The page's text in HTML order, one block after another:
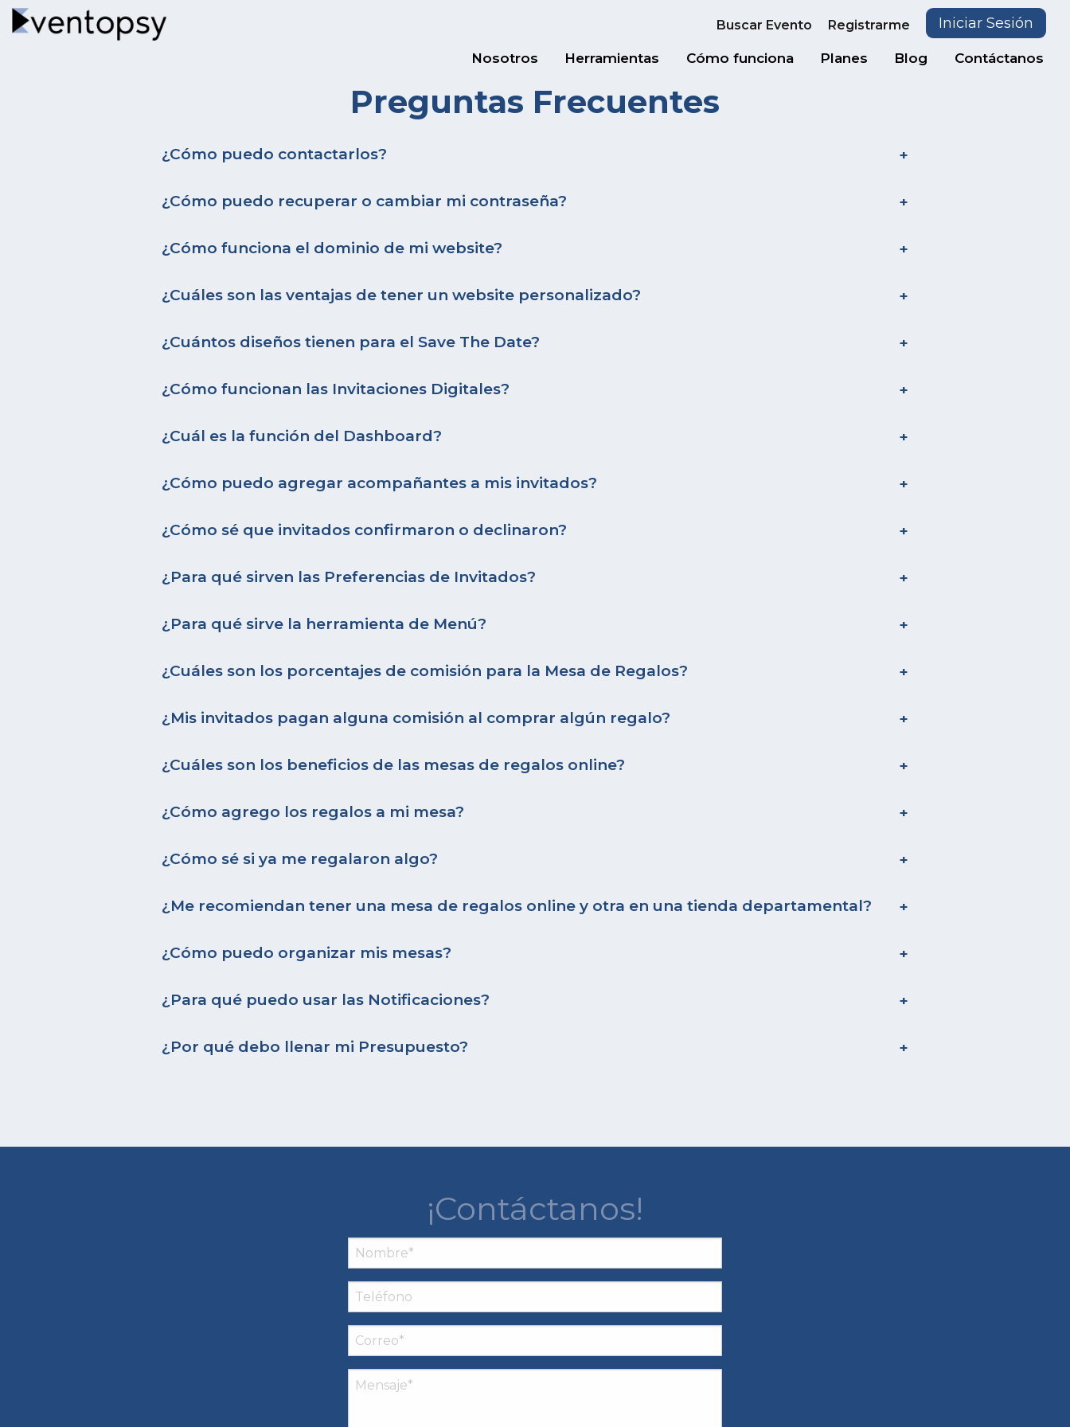
Iniciar Sesión
Registrarme
Buscar Evento
Nosotros Herramientas Cómo funciona Planes Blog Contáctanos
Preguntas Frecuentes
¿Cómo puedo contactarlos?
¿Cómo puedo recuperar o cambiar mi contraseña?
¿Cómo funciona el dominio de mi website?
¿Cuáles son las ventajas de tener un website personalizado?
¿Cuántos diseños tienen para el Save The Date?
¿Cómo funcionan las Invitaciones Digitales?
¿Cuál es la función del Dashboard?
¿Cómo puedo agregar acompañantes a mis invitados?
¿Cómo sé que invitados confirmaron o declinaron?
¿Para qué sirven las Preferencias de Invitados?
¿Para qué sirve la herramienta de Menú?
¿Cuáles son los porcentajes de comisión para la Mesa de Regalos?
¿Mis invitados pagan alguna comisión al comprar algún regalo?
¿Cuáles son los beneficios de las mesas de regalos online?
¿Cómo agrego los regalos a mi mesa?
¿Cómo sé si ya me regalaron algo?
¿Me recomiendan tener una mesa de regalos online y otra en una tienda departamental?
¿Cómo puedo organizar mis mesas?
¿Para qué puedo usar las Notificaciones?
¿Por qué debo llenar mi Presupuesto?
¡Contáctanos!